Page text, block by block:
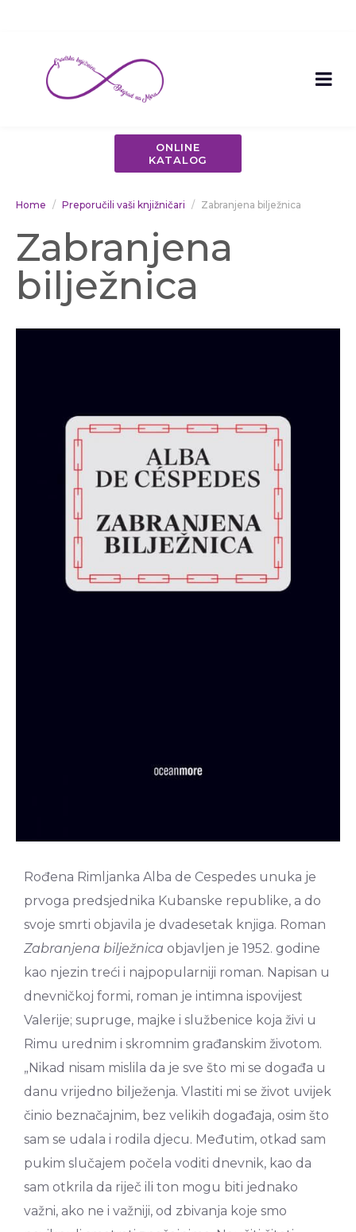
ONLINE
KATALOG
Home Preporučili vaši knjižničari Zabranjena bilježnica
Zabranjena
bilježnica
Rođena Rimljanka Alba de Cespedes unuka je
prvoga predsjednika Kubanske republike, a do
svoje smrti objavila je dvadesetak knjiga. Roman
Zabranjena bilježnica objavljen je 1952. godine
kao njezin treći i najpopularniji roman. Napisan u
dnevničkoj formi, roman je intimna ispovijest
Valerije; supruge, majke i službenice koja živi u
Rimu urednim i skromnim građanskim životom.
„Nikad nisam mislila da je sve što mi se događa u
danu vrijedno bilježenja. Vlastiti mi se život uvijek
činio beznačajnim, bez velikih događaja, osim što
sam se udala i rodila djecu. Međutim, otkad sam
pukim slučajem počela voditi dnevnik, kao da
sam otkrila da riječ ili ton mogu biti jednako
važni, ako ne i važniji, od zbivanja koje smo